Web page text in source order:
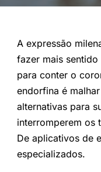
A expressão
fazer mais sentido
para conter o
endorfina é
alternativas para
interromperem os
De aplicativos de
especializados.